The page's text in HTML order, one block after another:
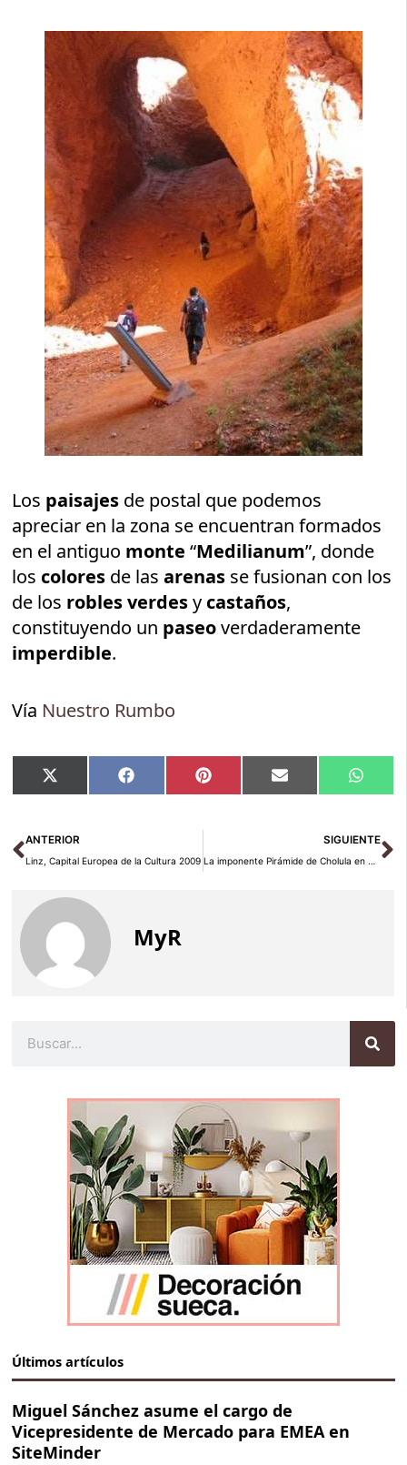
Los paisajes de postal que podemos
apreciar en la zona se encuentran formados
en el antiguo monte “Medilianum”, donde
los colores de lasarenas se fusionan con los
de los robles verdesy castaños,
constituyendo un paseoverdaderamente
imperdible.
Vía Nuestro Rumbo
Compartir
en
X
(Twitter)
Compartir
en
Facebook Compartir
en
Pinterest Compartir
en
Email
en
Ant
ANTERIOR
Linz, Capital Europea de la Cultura 2009
SIGUIENTE
La imponente Pirámide de Cholula en Puebla
MyR
Últimos artículos
Miguel Sánchez asume el cargo de
Vicepresidente de Mercado para EMEA en
SiteMinder